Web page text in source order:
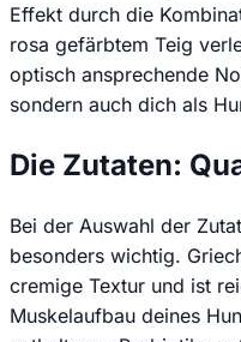
Effekt durch die
rosa gefärbtem Teig
optisch ansprechende
sondern auch dich als
Die Zutaten:
Bei der Auswahl der
besonders wichtig.
cremige Textur und ist
Muskelaufbau deines